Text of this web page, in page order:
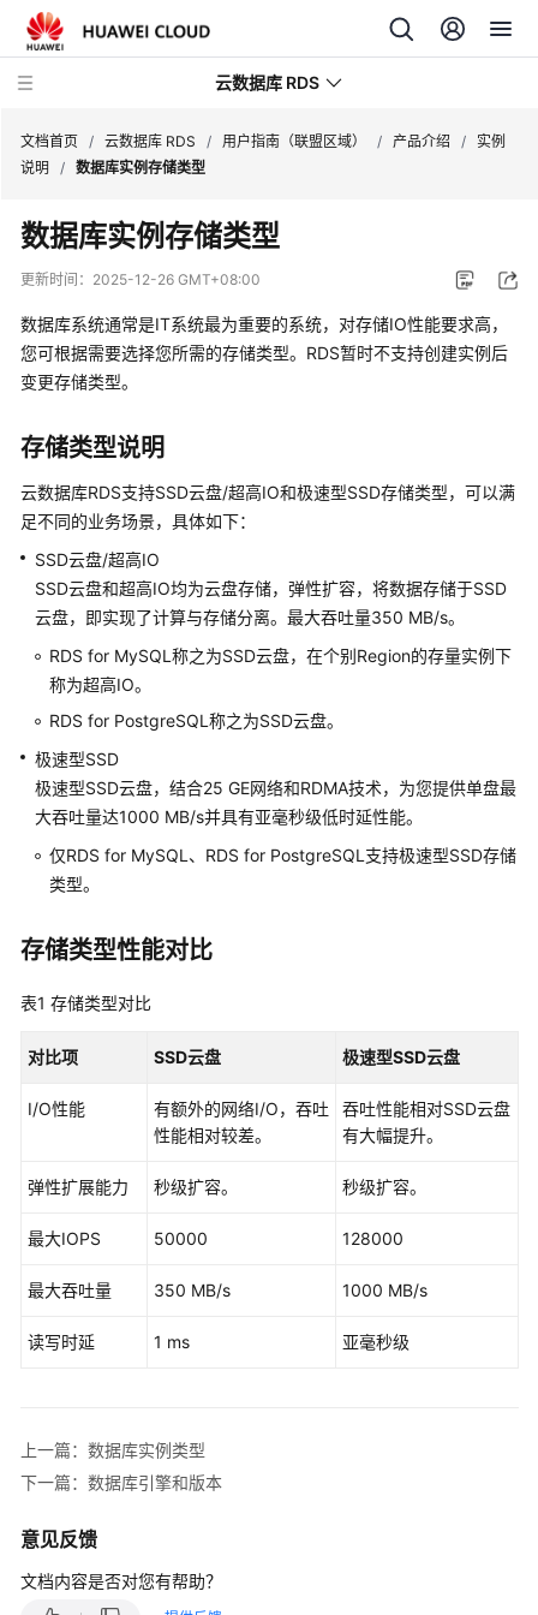
云数据库 RDS
产
介
绍
费
明
快
入
门
内
核
绍
用
户
指
南
最
实
能
书
API
考
SDK
常
见
题
文档首页 / 云数据库 RDS / 用户指南（联盟区域） / 产品介绍 / 实例
说明
/ 数据库实例存储类型
数据库实例存储类型
更新时间： 2025-12-26 GMT+08:00
数据库系统通常是IT系统最为重要的系统，对存储IO性能要求高，
您可根据需要选择您所需的存储类型。RDS暂时不支持创建实例后
变更存储类型。
存储类型说明
云数据库RDS支持SSD云盘/超高IO和极速型SSD存储类型，可以满
足不同的业务场景，具体如下：
SSD云盘/超高IO
SSD云盘和超高IO均为云盘存储，弹性扩容，将数据存储于SSD
云盘，即实现了计算与存储分离。最大吞吐量350 MB/s。
RDS for MySQL称之为SSD云盘，在个别Region的存量实例下
称为超高IO。
RDS for PostgreSQL称之为SSD云盘。
极速型SSD
极速型SSD云盘，结合25 GE网络和RDMA技术，为您提供单盘最
大吞吐量达1000 MB/s并具有亚毫秒级低时延性能。
仅RDS for MySQL、RDS for PostgreSQL支持极速型SSD存储
类型。
存储类型性能对比
表1 存储类型对比
对比项 SSD云盘 极速型SSD云盘
I/O性能
有额外的网络I/O，吞吐
性能相对较差。
吞吐性能相对SSD云盘
有大幅提升。
弹性扩展能力 秒级扩容。 秒级扩容。
最大IOPS 50000 128000
最大吞吐量 350 MB/s 1000 MB/s
读写时延 1 ms 亚毫秒级
上一篇：数据库实例类型
下一篇：数据库引擎和版本
意见反馈
文档内容是否对您有帮助？